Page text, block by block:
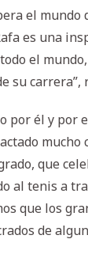
el mundo
es una
el
su carrera”,
por él y por
mucho
que
al tenis a
que los
de